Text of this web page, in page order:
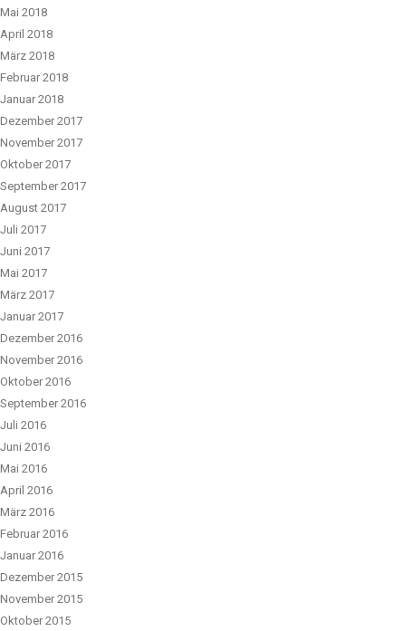
Mai 2018
April 2018
März 2018
Februar 2018
Januar 2018
Dezember 2017
November 2017
Oktober 2017
September 2017
August 2017
Juli 2017
Juni 2017
Mai 2017
März 2017
Januar 2017
Dezember 2016
November 2016
Oktober 2016
September 2016
Juli 2016
Juni 2016
Mai 2016
April 2016
März 2016
Februar 2016
Januar 2016
Dezember 2015
November 2015
Oktober 2015